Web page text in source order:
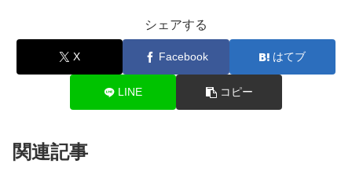
シェアする
X Facebook はてブ
LINE コピー
関連記事